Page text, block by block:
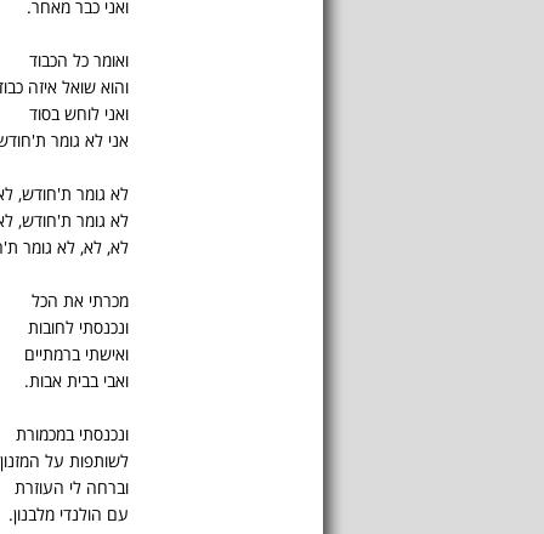
ואני כבר מאחר.
ואומר כל הכבוד
והוא שואל איזה
ואני לוחש בסוד
אני לא גומר
לא גומר ת'חודש,
לא גומר ת'חודש,
לא, לא, לא גומר
מכרתי את הכל
ונכנסתי לחובות
ואישתי ברמתיים
ואבי בבית אבות.
ונכנסתי במכמורת
לשותפות על המזנון
וברחה לי העוזרת
עם הולנדי מלבנון.